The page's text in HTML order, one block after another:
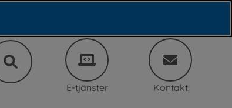
E-tjänster Kontakt